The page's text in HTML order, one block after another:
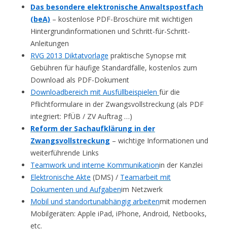
Das besondere elektronische Anwaltspostfach
(beA) – kostenlose PDF-Broschüre mit wichtigen
Hintergrundinformationen und Schritt-für-Schritt-
Anleitungen
RVG 2013 Diktatvorlage praktische Synopse mit
Gebühren für häufige Standardfälle, kostenlos zum
Download als PDF-Dokument
Downloadbereich mit Ausfüllbeispielen für die
Pflichtformulare in der Zwangsvollstreckung (als PDF
integriert: PfÜB / ZV Auftrag …)
Reform der Sachaufklärung in der
Zwangsvollstreckung – wichtige Informationen und
weiterführende Links
Teamwork und interne Kommunikationin der Kanzlei
Elektronische Akte (DMS) / Teamarbeit mit
Dokumenten und Aufgabenim Netzwerk
Mobil und standortunabhängig arbeitenmit modernen
Mobilgeräten: Apple iPad, iPhone, Android, Netbooks,
etc.